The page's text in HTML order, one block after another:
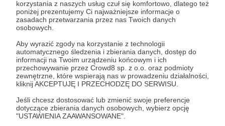
korzystania z naszych usług czuł się komfortowo, dlatego też
poniżej prezentujemy Ci najważniejsze informacje o
zasadach przetwarzania przez nas Twoich danych
osobowych.
Aby wyrazić zgody na korzystanie z technologii
automatycznego śledzenia i zbierania danych, dostęp do
informacji na Twoim urządzeniu końcowym i ich
przechowywanie przez Crowd8 sp. z o.o. oraz podmioty
zewnętrzne, które wspierają nas w prowadzeniu działalności,
kliknij AKCEPTUJĘ I PRZECHODZĘ DO SERWISU.
Jeśli chcesz dostosować lub zmienić swoje preferencje
dotyczące zbierania danych osobowych, wybierz opcję
"USTAWIENIA ZAAWANSOWANE".
zwierzeta kucyki
Udostępnij
Schronisko Pegasus